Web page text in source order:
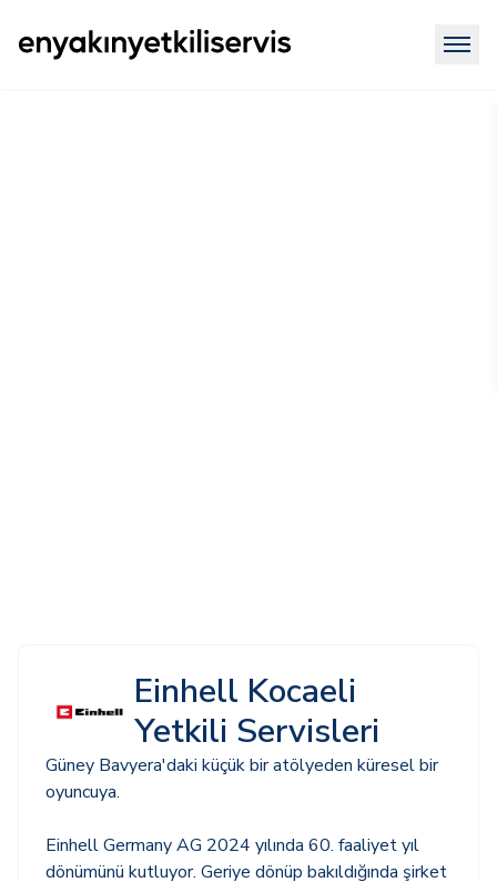
Einhell Kocaeli
Yetkili Servisleri
Güney Bavyera'daki küçük bir atölyeden küresel bir
oyuncuya.
Einhell Germany AG 2024 yılında 60. faaliyet yıl
dönümünü kutluyor. Geriye dönüp bakıldığında şirket